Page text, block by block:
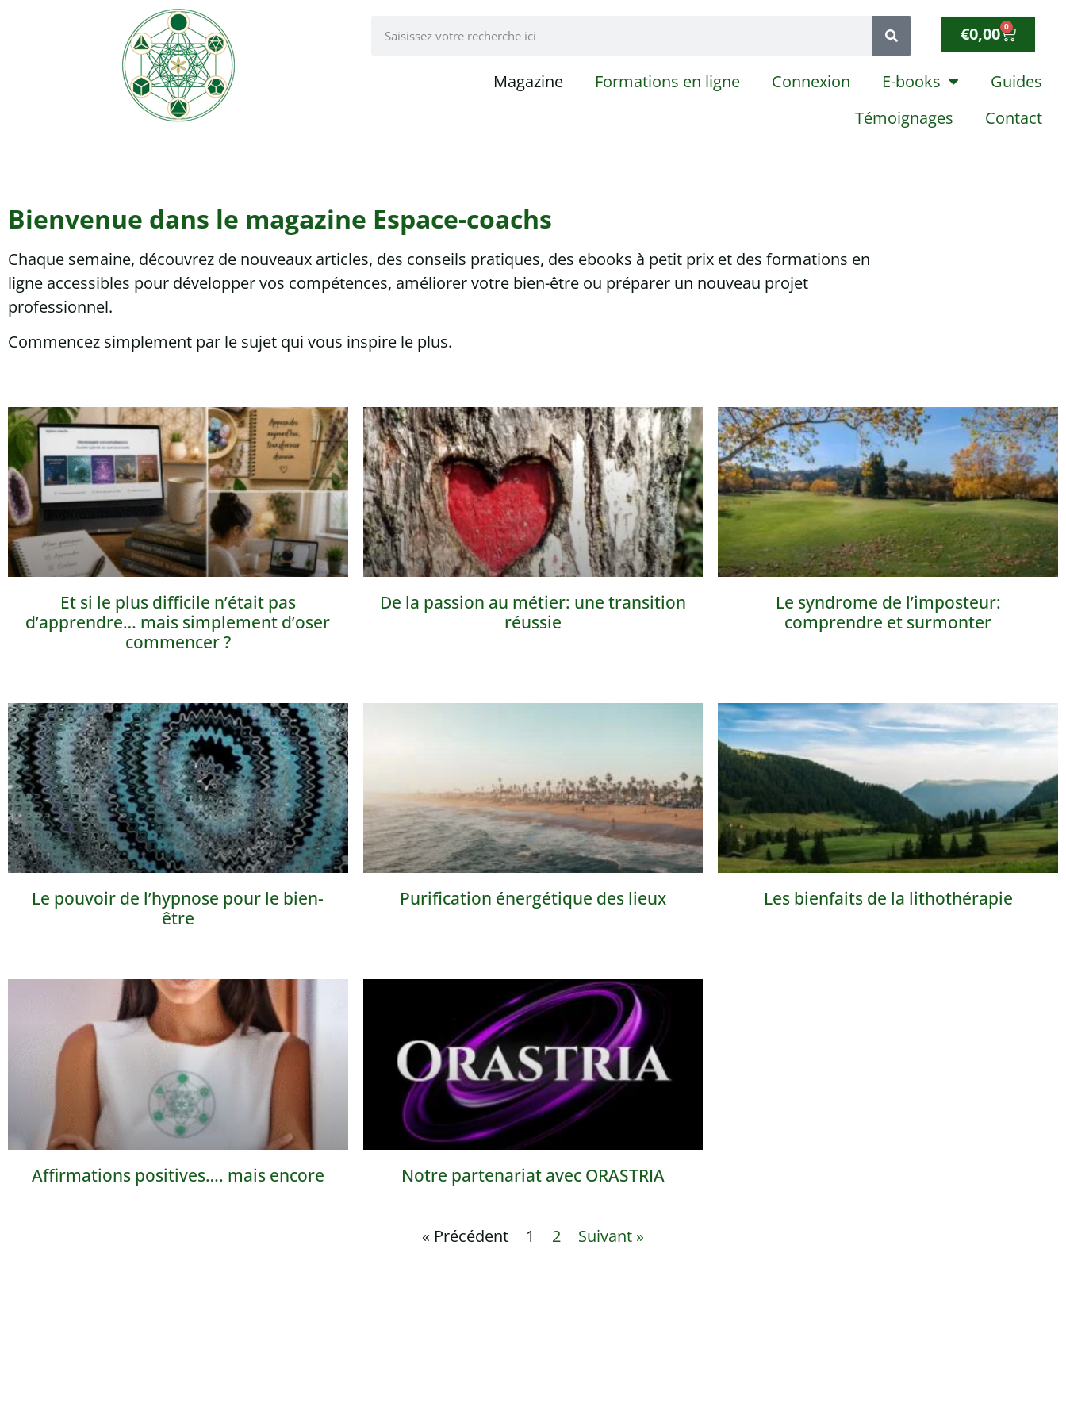
€0,00 0
Magazine Formations en ligne Connexion E-books
Guides
Témoignages
Contact
Bienvenue dans le magazine Espace-coachs
Chaque semaine, découvrez de nouveaux articles, des conseils pratiques, des ebooks à petit prix et des formations en
ligne accessibles pour développer vos compétences, améliorer votre bien-être ou préparer un nouveau projet
professionnel.
Commencez simplement par le sujet qui vous inspire le plus.
Et si le plus difficile n’était pas
d’apprendre… mais simplement d’oser
commencer ?
De la passion au métier: une transition
réussie
Le syndrome de l’imposteur:
comprendre et surmonter
Le pouvoir de l’hypnose pour le bien-
être
Purification énergétique des lieux Les bienfaits de la lithothérapie
Affirmations positives…. mais encore Notre partenariat avec ORASTRIA
« Précédent 1 2 Suivant »